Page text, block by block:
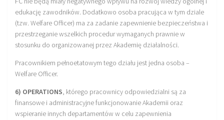
edukację zawodników. Dodatkowo osoba pracująca w tym dziale
(tzw. Welfare Officer) ma za zadanie zapewnienie bezpieczeństwa i
przestrzeganie wszelkich procedur wymaganych prawnie w
stosunku do organizowanej przez Akademię działalności.
Pracownikiem pełnoetatowym tego działu jest jedna osoba –
Welfare Officer.
6) OPERATIONS, którego pracownicy odpowiedzialni są za
finansowe i administracyjne funkcjonowanie Akademii oraz
wspieranie innych departamentów w celu zapewnienia